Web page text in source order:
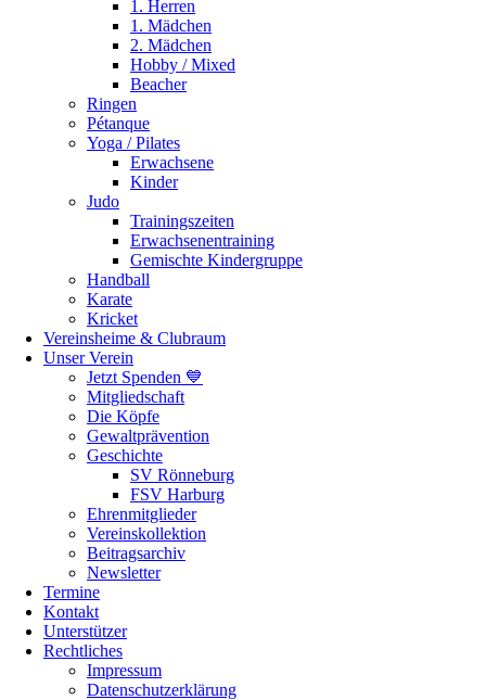
1. Herren
1. Mädchen
2. Mädchen
Hobby / Mixed
Beacher
Ringen
Pétanque
Yoga / Pilates
Erwachsene
Kinder
Judo
Trainingszeiten
Erwachsenentraining
Gemischte Kindergruppe
Handball
Karate
Kricket
Vereinsheime & Clubraum
Unser Verein
Jetzt Spenden 💙
Mitgliedschaft
Die Köpfe
Gewaltprävention
Geschichte
SV Rönneburg
FSV Harburg
Ehrenmitglieder
Vereinskollektion
Beitragsarchiv
Newsletter
Termine
Kontakt
Unterstützer
Rechtliches
Impressum
Datenschutzerklärung